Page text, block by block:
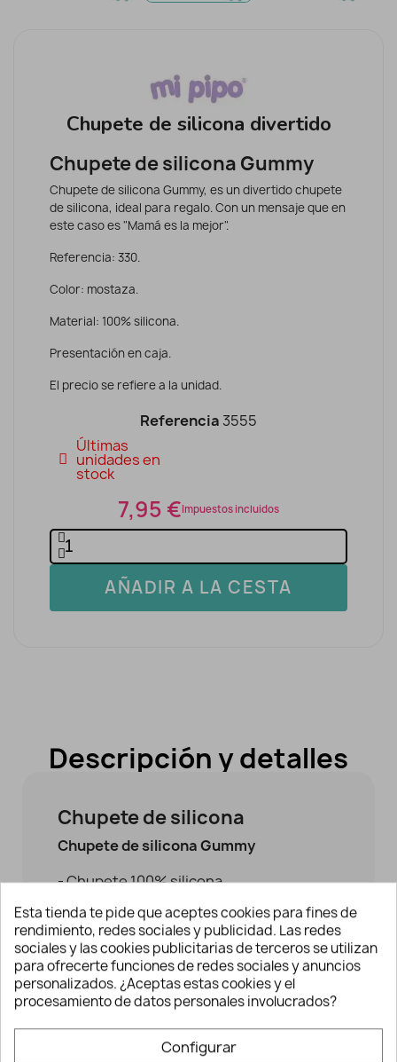
Chupete de silicona divertido
Chupete de silicona Gummy
Chupete de silicona Gummy, es un divertido chupete
de silicona, ideal para regalo. Con un mensaje que en
este caso es "Mamá es la mejor".
Referencia: 330.
Color: mostaza.
Material: 100% silicona.
Presentación en caja.
El precio se refiere a la unidad.
Referencia 3555
Últimas
unidades en
stock
7,95 €Impuestos incluidos
AÑADIR A LA CESTA
Descripción y detalles
Chupete de silicona
Chupete de siliconaGummy
- Chupete 100% silicona.
- Tetina fisiológica para el correcto
desarrollo bucodental del bebé.
- Tetina de talla única desde 0 meses
hasta la retirada del chupete.
- Suave y blandito, perfecto para dormir.
Esta tienda te pide que aceptes cookies para fines de
rendimiento, redes sociales y publicidad. Las redes
sociales y las cookies publicitarias de terceros se utilizan
para ofrecerte funciones de redes sociales y anuncios
personalizados. ¿Aceptas estas cookies y el
procesamiento de datos personales involucrados?
Configurar